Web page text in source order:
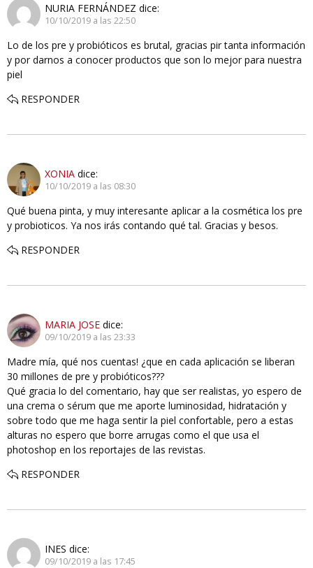
NURIA FERNÁNDEZ dice:
10/10/2019 a las 22:50
Lo de los pre y probióticos es brutal, gracias pir tanta información
y por darnos a conocer productos que son lo mejor para nuestra
piel
RESPONDER
XONIA dice:
10/10/2019 a las 08:30
Qué buena pinta, y muy interesante aplicar a la cosmética los pre
y probioticos. Ya nos irás contando qué tal. Gracias y besos.
RESPONDER
MARIA JOSE dice:
09/10/2019 a las 23:33
Madre mía, qué nos cuentas! ¿que en cada aplicación se liberan
30 millones de pre y probióticos???
Qué gracia lo del comentario, hay que ser realistas, yo espero de
una crema o sérum que me aporte luminosidad, hidratación y
sobre todo que me haga sentir la piel confortable, pero a estas
alturas no espero que borre arrugas como el que usa el
photoshop en los reportajes de las revistas.
RESPONDER
INES dice:
09/10/2019 a las 17:45